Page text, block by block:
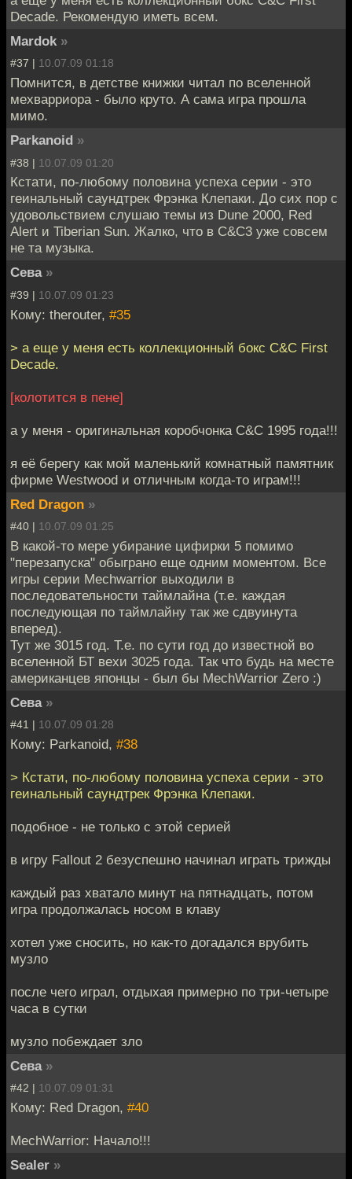
Decade. Рекомендую иметь всем.
Mardok »
#37 | 10.07.09 01:18
Помнится, в детстве книжки читал по вселенной
мехварриора - было круто. А сама игра прошла
мимо.
Parkanoid »
#38 | 10.07.09 01:20
Кстати, по-любому половина успеха серии - это
геинальный саундтрек Фрэнка Клепаки. До сих пор с
удовольствием слушаю темы из Dune 2000, Red
Alert и Tiberian Sun. Жалко, что в C&C3 уже совсем
не та музыка.
Сева »
#39 | 10.07.09 01:23
Кому: therouter, #35
> а еще у меня есть коллекционный бокс C&C First
Decade.
[колотится в пене]
а у меня - оригинальная коробчонка C&C 1995 года!!!
я её берегу как мой маленький комнатный памятник
фирме Westwood и отличным когда-то играм!!!
Red Dragon »
#40 | 10.07.09 01:25
В какой-то мере убирание цифирки 5 помимо
"перезапуска" обыграно еще одним моментом. Все
игры серии Мechwarrior выходили в
последовательности таймлайна (т.е. каждая
последующая по таймлайну так же сдвуинута
вперед).
Тут же 3015 год. Т.е. по сути год до известной во
вселенной БТ вехи 3025 года. Так что будь на месте
американцев японцы - был бы MechWarrior Zero :)
Сева »
#41 | 10.07.09 01:28
Кому: Parkanoid, #38
> Кстати, по-любому половина успеха серии - это
геинальный саундтрек Фрэнка Клепаки.
подобное - не только с этой серией
в игру Fallout 2 безуспешно начинал играть трижды
каждый раз хватало минут на пятнадцать, потом
игра продолжалась носом в клаву
хотел уже сносить, но как-то догадался врубить
музло
после чего играл, отдыхая примерно по три-четыре
часа в сутки
музло побеждает зло
Сева »
#42 | 10.07.09 01:31
Кому: Red Dragon, #40
MechWarrior: Начало!!!
Sealer »